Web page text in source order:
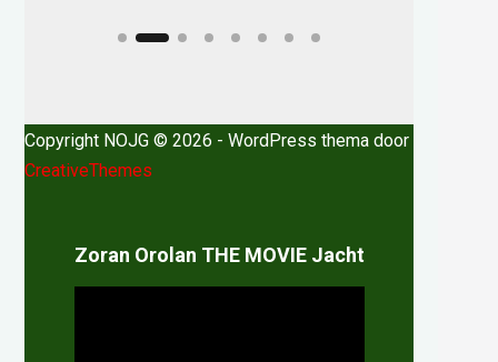
Copyright NOJG © 2026 - WordPress thema door
CreativeThemes
Zoran Orolan THE MOVIE Jacht